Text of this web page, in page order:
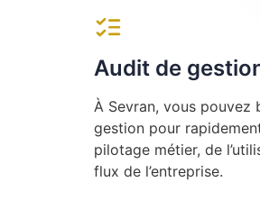
Audit de
À Sevran, vous pouvez
gestion pour
pilotage métier, de
flux de l’entreprise.